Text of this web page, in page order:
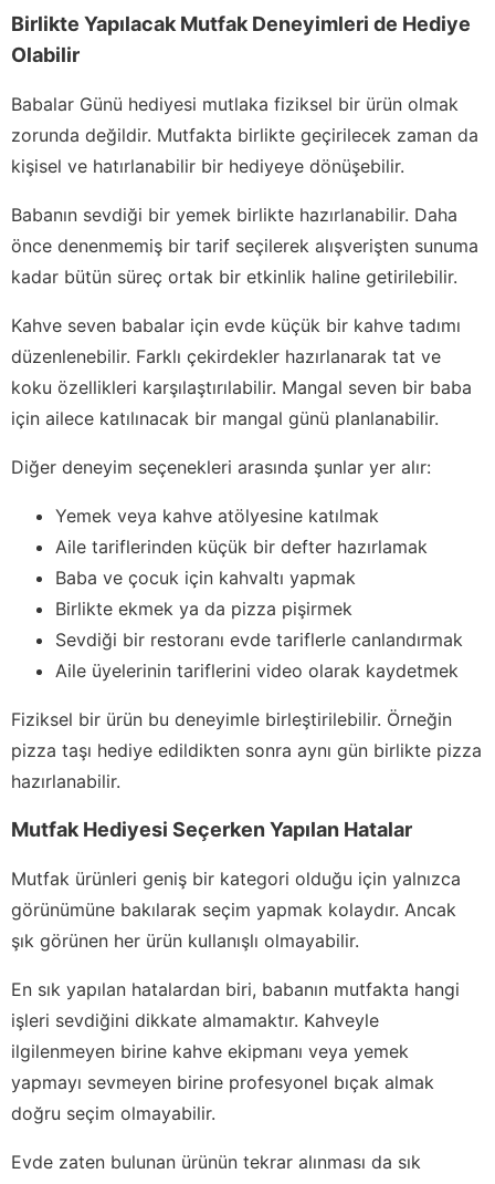
Birlikte Yapılacak Mutfak Deneyimleri de Hediye
Olabilir
Babalar Günü hediyesi mutlaka fiziksel bir ürün olmak
zorunda değildir. Mutfakta birlikte geçirilecek zaman da
kişisel ve hatırlanabilir bir hediyeye dönüşebilir.
Babanın sevdiği bir yemek birlikte hazırlanabilir. Daha
önce denenmemiş bir tarif seçilerek alışverişten sunuma
kadar bütün süreç ortak bir etkinlik haline getirilebilir.
Kahve seven babalar için evde küçük bir kahve tadımı
düzenlenebilir. Farklı çekirdekler hazırlanarak tat ve
koku özellikleri karşılaştırılabilir. Mangal seven bir baba
için ailece katılınacak bir mangal günü planlanabilir.
Diğer deneyim seçenekleri arasında şunlar yer alır:
Yemek veya kahve atölyesine katılmak
Aile tariflerinden küçük bir defter hazırlamak
Baba ve çocuk için kahvaltı yapmak
Birlikte ekmek ya da pizza pişirmek
Sevdiği bir restoranı evde tariflerle canlandırmak
Aile üyelerinin tariflerini video olarak kaydetmek
Fiziksel bir ürün bu deneyimle birleştirilebilir. Örneğin
pizza taşı hediye edildikten sonra aynı gün birlikte pizza
hazırlanabilir.
Mutfak Hediyesi Seçerken Yapılan Hatalar
Mutfak ürünleri geniş bir kategori olduğu için yalnızca
görünümüne bakılarak seçim yapmak kolaydır. Ancak
şık görünen her ürün kullanışlı olmayabilir.
En sık yapılan hatalardan biri, babanın mutfakta hangi
işleri sevdiğini dikkate almamaktır. Kahveyle
ilgilenmeyen birine kahve ekipmanı veya yemek
yapmayı sevmeyen birine profesyonel bıçak almak
doğru seçim olmayabilir.
Evde zaten bulunan ürünün tekrar alınması da sık